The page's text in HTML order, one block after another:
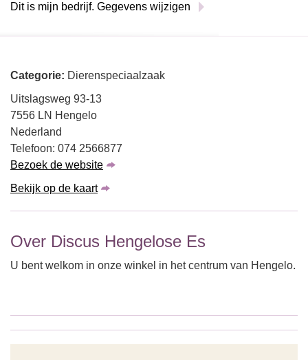
Dit is mijn bedrijf. Gegevens wijzigen
Categorie: Dierenspeciaalzaak
Uitslagsweg 93-13
7556 LN Hengelo
Nederland
Telefoon: 074 2566877
Bezoek de website
Bekijk op de kaart
Over Discus Hengelose Es
U bent welkom in onze winkel in het centrum van Hengelo.